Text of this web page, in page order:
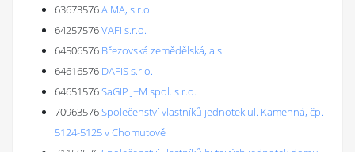
63673576AIMA, s.r.o.
64257576VAFI s.r.o.
64506576 Březovská zemědělská, a.s.
64616576 DAFIS s.r.o.
64651576SaGIP J+M spol. s r.o.
70963576Společenství vlastníků jednotek ul. Kamenná, čp.
5124-5125 v Chomutově